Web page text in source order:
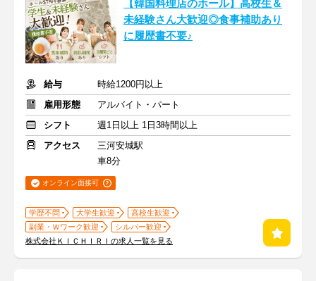
【韓国料理店のホール】高校生＆
未経験さん大歓迎◎食事補助あり
に履歴書不要♪
給与
時給1200円以上
雇用形態
アルバイト・パート
シフト
週1日以上 1日3時間以上
アクセス
三河安城駅
車8分
オンライン面接可
学歴不問 大学生歓迎
高校生歓迎
副業・Ｗワーク歓迎
シルバー歓迎
株式会社ＫＩＣＨＩＲＩの求人一覧を見る